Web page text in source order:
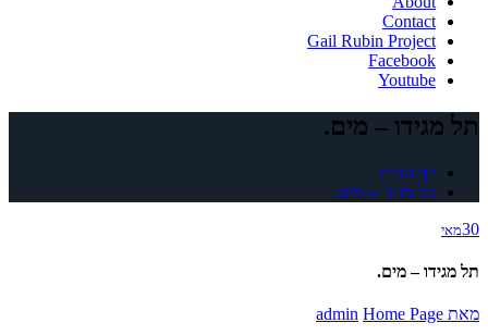
Contact
Gail Rubin Project
Facebook
Youtube
תל מגידו – מים.
דף הבית
תל מגידו – מים.
30מאי
תל מגידו – מים.
מאת admin Home Page